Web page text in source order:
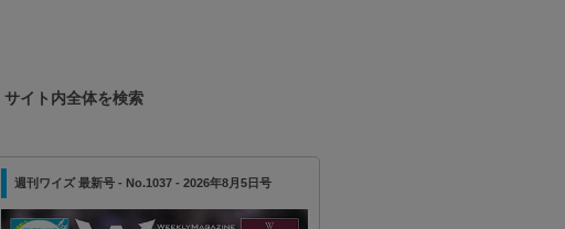
サイト内全体を検索
週刊ワイズ 最新号 - No.1037 - 2026年8月5日号